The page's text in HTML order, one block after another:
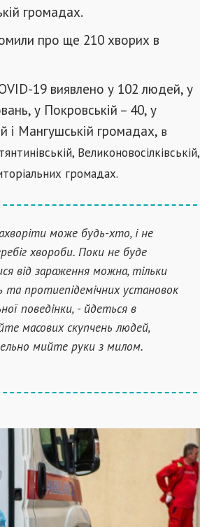
громадах.
про ще 210 хворих в
19 виявлено у 102 людей, у
у Покровській – 40, у
і Мангушській громадах, в
Великоновосілківській,
громадах.
може будь-хто, і не
хвороби. Поки не буде
від зараження можна, тільки
протиепідемічних установок
поведінки, - йдеться в
масових скупчень людей,
мийте руки з милом.